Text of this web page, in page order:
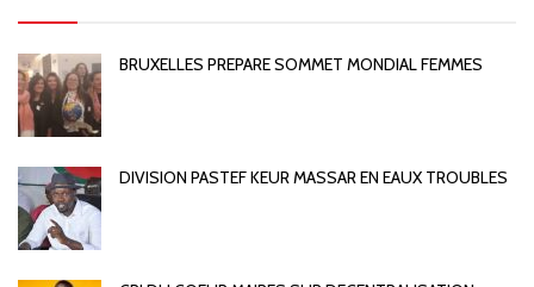
BRUXELLES PREPARE SOMMET MONDIAL FEMMES
DIVISION PASTEF KEUR MASSAR EN EAUX TROUBLES